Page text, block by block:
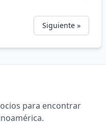
Siguiente »
para encontrar